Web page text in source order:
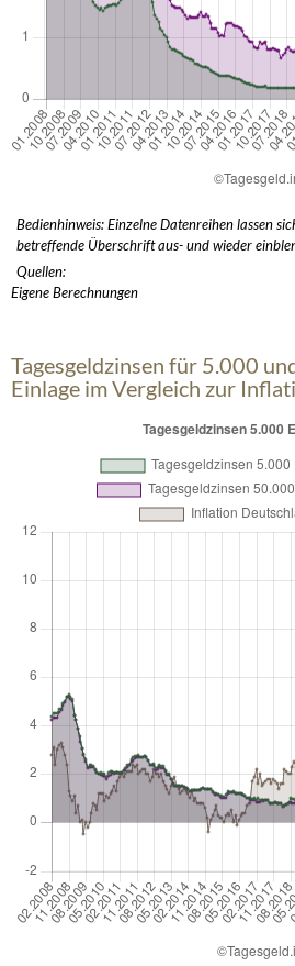
Bedienhinweis: Einzelne Datenreihen lassen
betreffende Überschrift aus- und wieder
Quellen:
Eigene Berechnungen
Tagesgeldzinsen für 5.000
Einlage im Vergleich zur